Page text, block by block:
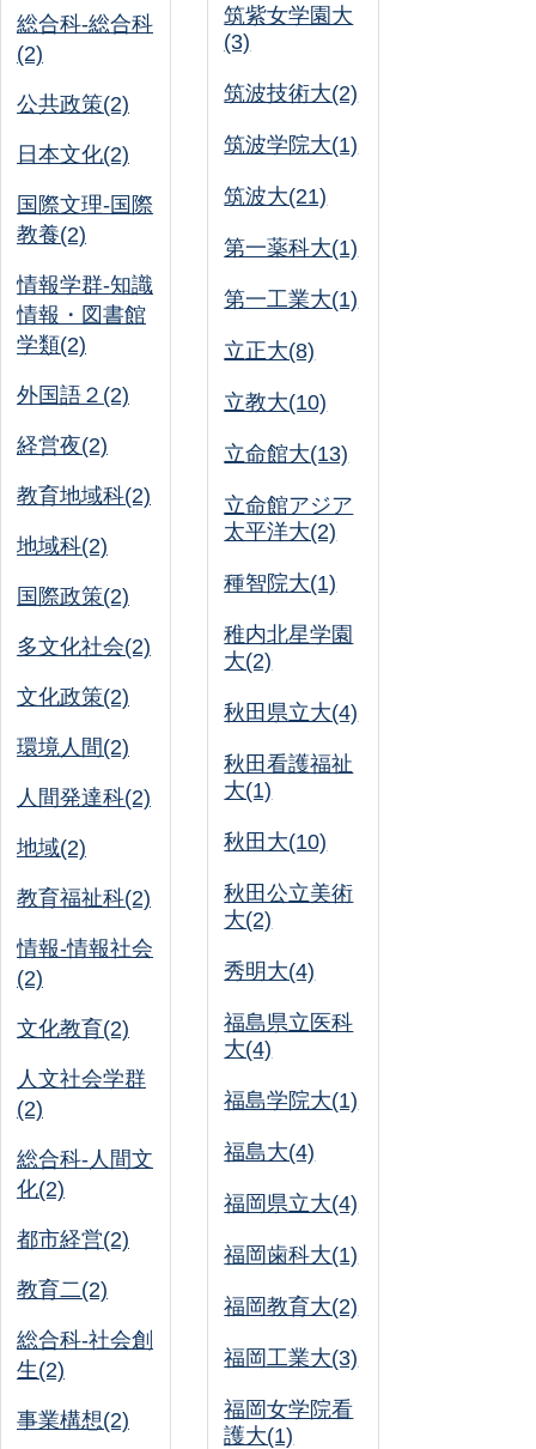
総合科-総合科
(2)
公共政策(2)
日本文化(2)
国際文理-国際
教養(2)
情報学群-知識
情報・図書館
学類(2)
外国語２(2)
経営夜(2)
教育地域科(2)
地域科(2)
国際政策(2)
多文化社会(2)
文化政策(2)
環境人間(2)
人間発達科(2)
地域(2)
教育福祉科(2)
情報-情報社会
(2)
文化教育(2)
人文社会学群
(2)
総合科-人間文
化(2)
都市経営(2)
教育二(2)
総合科-社会創
生(2)
事業構想(2)
筑紫女学園大
(3)
筑波技術大(2)
筑波学院大(1)
筑波大(21)
第一薬科大(1)
第一工業大(1)
立正大(8)
立教大(10)
立命館大(13)
立命館アジア
太平洋大(2)
種智院大(1)
稚内北星学園
大(2)
秋田県立大(4)
秋田看護福祉
大(1)
秋田大(10)
秋田公立美術
大(2)
秀明大(4)
福島県立医科
大(4)
福島学院大(1)
福島大(4)
福岡県立大(4)
福岡歯科大(1)
福岡教育大(2)
福岡工業大(3)
福岡女学院看
護大(1)